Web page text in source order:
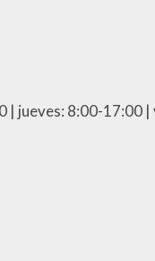
jueves: 8:00-17:00 |